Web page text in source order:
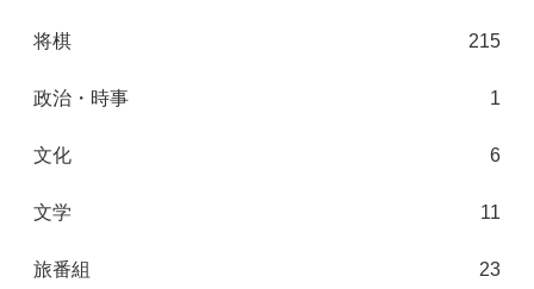
将棋 215
政治・時事 1
文化 6
文学 11
旅番組 23